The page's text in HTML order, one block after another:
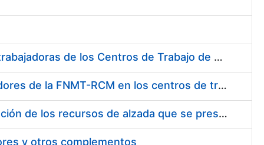
Suministro de Protectores Auditivos a medida para las personas trabajadoras de los Centros de Trabajo de Madrid y Burgos
Suministro de gafas graduadas antiproyecciones para los trabajadores de la FNMT-RCM en los centros de trabajo de Madrid y Burgos
Servicios de una empresa externa para el asesoramiento y resolución de los recursos de alzada que se presentan relacionados con procesos de selección para la FNMT-RCM
y otros complementos